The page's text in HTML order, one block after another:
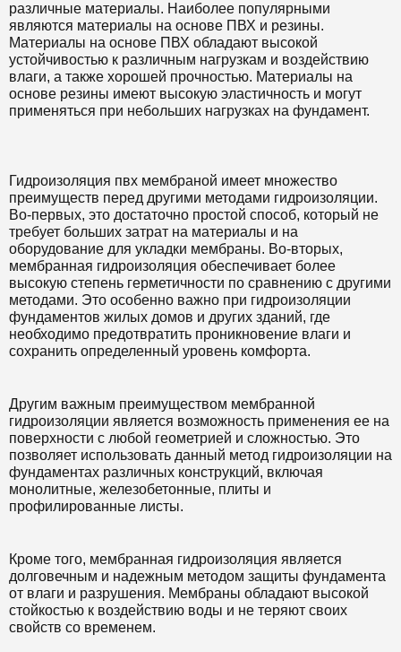
различные материалы. Наиболее популярными
являются материалы на основе ПВХ и резины.
Материалы на основе ПВХ обладают высокой
устойчивостью к различным нагрузкам и воздействию
влаги, а также хорошей прочностью. Материалы на
основе резины имеют высокую эластичность и могут
применяться при небольших нагрузках на фундамент.
Гидроизоляция пвх мембраной имеет множество
преимуществ перед другими методами гидроизоляции.
Во-первых, это достаточно простой способ, который не
требует больших затрат на материалы и на
оборудование для укладки мембраны. Во-вторых,
мембранная гидроизоляция обеспечивает более
высокую степень герметичности по сравнению с другими
методами. Это особенно важно при гидроизоляции
фундаментов жилых домов и других зданий, где
необходимо предотвратить проникновение влаги и
сохранить определенный уровень комфорта.
Другим важным преимуществом мембранной
гидроизоляции является возможность применения ее на
поверхности с любой геометрией и сложностью. Это
позволяет использовать данный метод гидроизоляции на
фундаментах различных конструкций, включая
монолитные, железобетонные, плиты и
профилированные листы.
Кроме того, мембранная гидроизоляция является
долговечным и надежным методом защиты фундамента
от влаги и разрушения. Мембраны обладают высокой
стойкостью к воздействию воды и не теряют своих
свойств со временем.